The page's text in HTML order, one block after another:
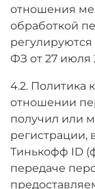
отношения
обработкой
ФЗ от 27 июля
4.2. Политика
отношении
получил или
регистрации,
Тинькофф ID
передаче